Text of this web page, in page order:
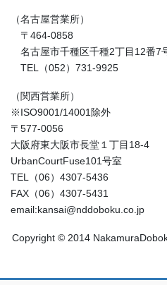
（名古屋営業所）
〒464-0858
名古屋市千種区千種2丁目12番7
TEL（052）731-9925
（関西営業所）
※ISO9001/14001除外
〒577-0056
大阪府東大阪市長堂１丁目18-4
UrbanCourtFuse101号室
TEL（06）4307-5436
FAX（06）4307-5431
email:kansai@nddoboku.co.jp
Copyright © 2014